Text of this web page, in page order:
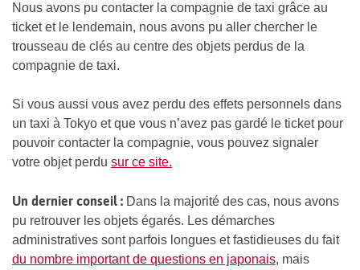
Nous avons pu contacter la compagnie de taxi grâce au
ticket et le lendemain, nous avons pu aller chercher le
trousseau de clés au centre des objets perdus de la
compagnie de taxi.
Si vous aussi vous avez perdu des effets personnels dans
un taxi à Tokyo et que vous n’avez pas gardé le ticket pour
pouvoir contacter la compagnie, vous pouvez signaler
votre objet perdu sur ce site.
Un dernier conseil : Dans la majorité des cas, nous avons
pu retrouver les objets égarés. Les démarches
administratives sont parfois longues et fastidieuses du fait
du nombre important de questions en japonais, mais